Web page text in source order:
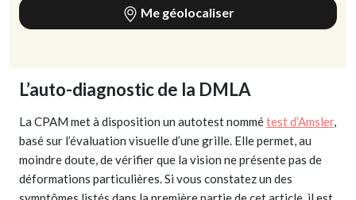
Me géolocaliser
L’auto-diagnostic de la DMLA
La CPAM met à disposition un autotest nommétest d’Amsler,
basé sur l’évaluation visuelle d’une grille. Elle permet, au
moindre doute, de vérifier que la vision ne présente pas de
déformations particulières. Si vous constatez un des